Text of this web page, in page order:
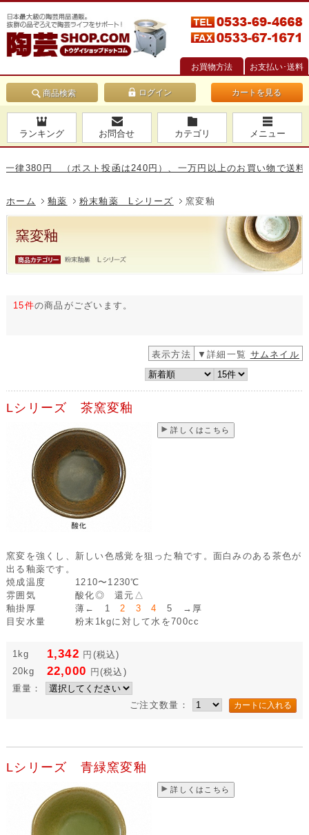
お買物方法 お支払い･送料
商品検索 カートを見る
ランキング お問合せ カテゴリ メニュー
円 （ポスト投函は240円）、一万円以上のお買い物で送料無料で
ホーム 釉薬 粉末釉薬 Lシリーズ 窯変釉
15件の商品がございます。
表示方法 ▼詳細一覧 サムネイル
Lシリーズ 茶窯変釉
詳しくはこちら
窯変を強くし、新しい色感覚を狙った釉です。面白みのある茶色が
出る釉薬です。
焼成温度
1210〜1230℃
雰囲気
酸化◎ 還元△
釉掛厚
薄← 1 2 3 45 →厚
目安水量
粉末1kgに対して水を700cc
1kg 1,342 円 (税込)
20kg
22,000 円 (税込)
重量：
ご注文数量：
Lシリーズ 青緑窯変釉
詳しくはこちら